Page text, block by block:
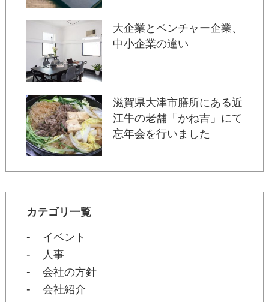
大企業とベンチャー企業、
中小企業の違い
滋賀県大津市膳所にある近
江牛の老舗「かね吉」にて
忘年会を行いました
カテゴリ一覧
イベント
人事
会社の方針
会社紹介